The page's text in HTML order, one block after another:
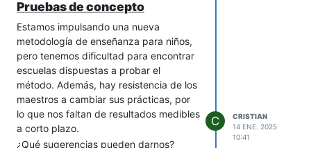
marcha? ¿Qué implicaría evaluar esta
idea en particular?
digitales para gestionar aportes y
comunicación (un Trello o Discord
ayuda). Y sobre todo, empieza con un
proyecto piloto pequeño para probar el
modelo antes de escalar.
Sobre el tipo de negocio: Los digitales
suelen ser más ágiles y con menos
barreras de entrada (ej.: un e-
commerce de nicho o una plataforma
de servicios). Si vas por lo físico,
Pruebas de concepto
Estamos impulsando una nueva
metodología de enseñanza para niños,
pero tenemos dificultad para encontrar
escuelas dispuestas a probar el
método. Además, hay resistencia de los
maestros a cambiar sus prácticas, por
lo que nos faltan de resultados medibles
a corto plazo.
¿Qué sugerencias pueden darnos?
C
CRISTIAN
14 ENE. 2025
10:41